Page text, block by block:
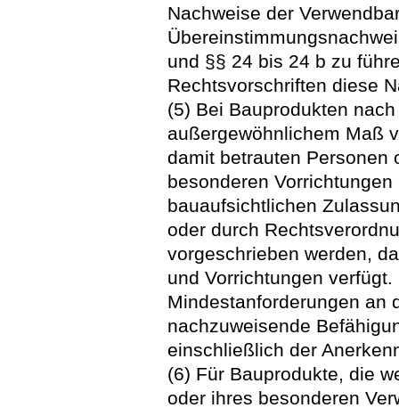
Nachweise der
und §§ 24 bis 24 b zu
Rechtsvorschriften diese
(5) Bei Bauprodukten
außergewöhnlichem Maß
damit betrauten Personen
besonderen
bauaufsichtlichen
oder durch
vorgeschrieben werden,
und Vorrichtungen
Mindestanforderungen an
nachzuweisende
einschließlich der
(6) Für Bauprodukte, die
oder ihres besonderen